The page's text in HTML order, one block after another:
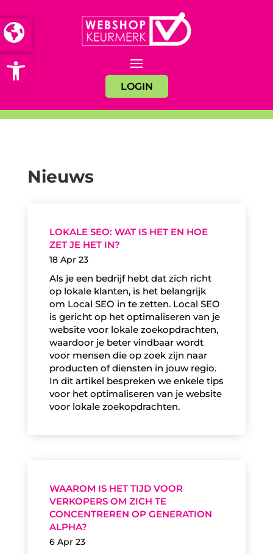
Open toolbar
LOGIN
Nieuws
LOKALE SEO: WAT IS HET EN HOE
ZET JE HET IN?
18 Apr 23
Als je een bedrijf hebt dat zich richt
op lokale klanten, is het belangrijk
om Local SEO in te zetten. Local SEO
is gericht op het optimaliseren van je
website voor lokale zoekopdrachten,
waardoor je beter vindbaar wordt
voor mensen die op zoek zijn naar
producten of diensten in jouw regio.
In dit artikel bespreken we enkele tips
voor het optimaliseren van je website
voor lokale zoekopdrachten.
WAAROM IS HET TIJD VOOR
VERKOPERS OM ZICH TE
CONCENTREREN OP GENERATION
ALPHA?
6 Apr 23